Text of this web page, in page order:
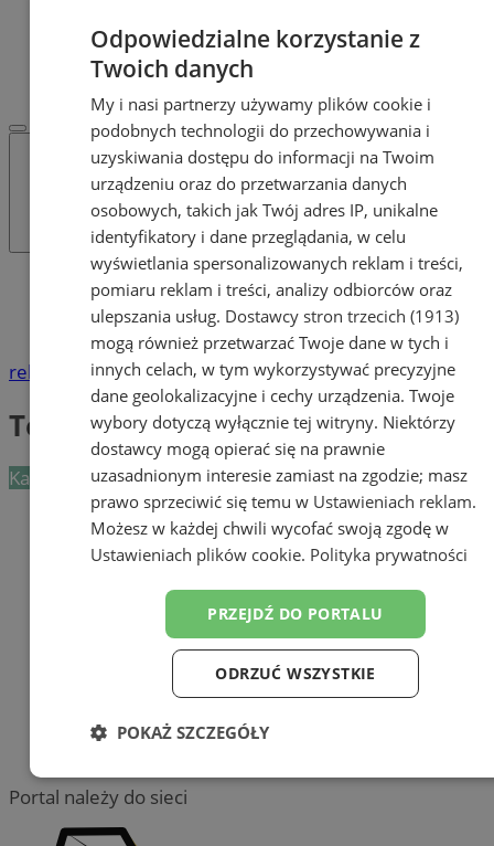
Pracuj.pl - praca w Orzeszu
REKLAMA
WSPÓŁPRACA
Katalog firm
Kultura i Sztuka
Teatry, opery, filharmonie
reklama
Teatry, opery, filharmonie
Kategoria nie zawiera żadnych prezentacji firm.
Dodaj firmę
Pozostałe firmy w kategorii
Tworzenie stron www - Orzesze
Portal należy do sieci
Odpowiedzialne korzystanie z
Twoich danych
My i nasi partnerzy używamy plików cookie i
podobnych technologii do przechowywania i
uzyskiwania dostępu do informacji na Twoim
urządzeniu oraz do przetwarzania danych
osobowych, takich jak Twój adres IP, unikalne
identyfikatory i dane przeglądania, w celu
wyświetlania spersonalizowanych reklam i treści,
pomiaru reklam i treści, analizy odbiorców oraz
ulepszania usług. Dostawcy stron trzecich (1913)
mogą również przetwarzać Twoje dane w tych i
innych celach, w tym wykorzystywać precyzyjne
dane geolokalizacyjne i cechy urządzenia. Twoje
wybory dotyczą wyłącznie tej witryny. Niektórzy
dostawcy mogą opierać się na prawnie
uzasadnionym interesie zamiast na zgodzie; masz
prawo sprzeciwić się temu w Ustawieniach reklam.
Możesz w każdej chwili wycofać swoją zgodę w
Ustawieniach plików cookie. Polityka prywatności
PRZEJDŹ DO PORTALU
ODRZUĆ WSZYSTKIE
POKAŻ SZCZEGÓŁY
Niezbędne Wydajność Targetowanie